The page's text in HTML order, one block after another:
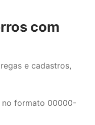
com
e cadastros,
no formato 00000-